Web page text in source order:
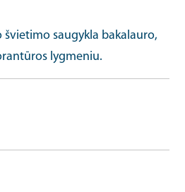
saugykla bakalauro,
lygmeniu.